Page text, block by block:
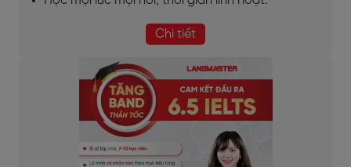
Chi tiết